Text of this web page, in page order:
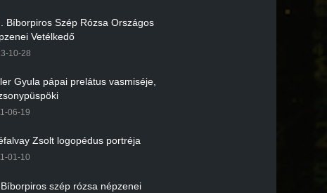
Bíborpiros Szép Rózsa Országos
Vetélkedő
10-28
Gyula pápai prelátus vasmiséje,
06-19
Zsolt logopédus portréja
01-10
szép rózsa népzenei